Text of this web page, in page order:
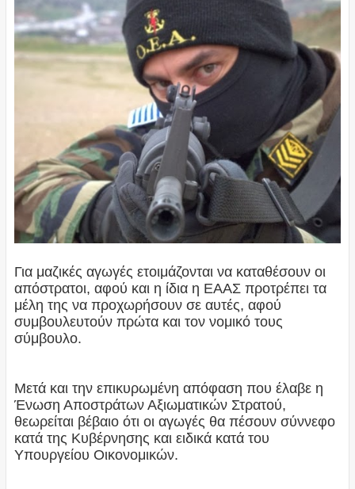
Για μαζικές αγωγές ετοιμάζονται να καταθέσουν οι
απόστρατοι, αφού και η ίδια η ΕΑΑΣ προτρέπει τα
μέλη της να προχωρήσουν σε αυτές, αφού
συμβουλευτούν πρώτα και τον νομικό τους
σύμβουλο.
Μετά και την επικυρωμένη απόφαση που έλαβε η
Ένωση Αποστράτων Αξιωματικών Στρατού,
θεωρείται βέβαιο ότι οι αγωγές θα πέσουν σύννεφο
κατά της Κυβέρνησης και ειδικά κατά του
Υπουργείου Οικονομικών.